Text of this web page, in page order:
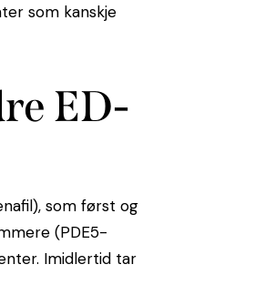
som kanskje
ED-
som først og
(PDE5-
Imidlertid tar